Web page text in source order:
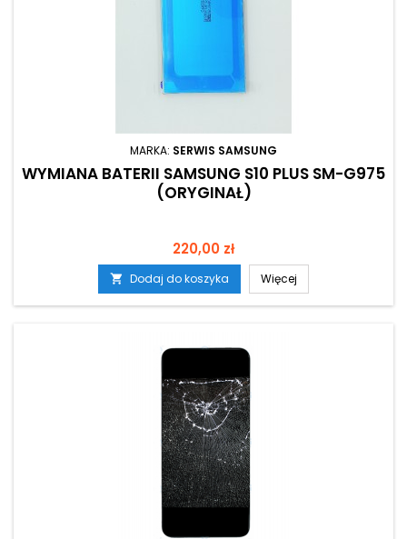
MARKA: SERWIS SAMSUNG
WYMIANA BATERII SAMSUNG S10 PLUS SM-G975
(ORYGINAŁ)
Cena
220,00 zł
 Dodaj do koszyka Więcej